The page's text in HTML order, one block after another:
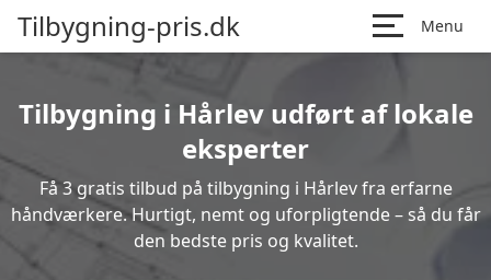
Tilbygning-pris.dk Menu
Tilbygning i Hårlev udført af lokale
eksperter
Få 3 gratis tilbud på tilbygning i Hårlev fra erfarne
håndværkere. Hurtigt, nemt og uforpligtende – så du får
den bedste pris og kvalitet.